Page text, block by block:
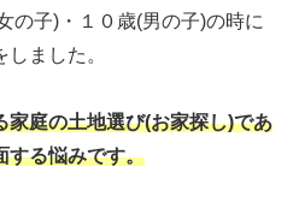
の子)・１０歳(男の子)の時に
ました。
家庭の土地選び(お家探し)であ
する悩みです。